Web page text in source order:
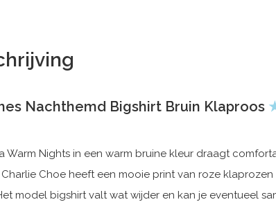
Nachthemd Bigshirt Bruin Klaproos
Warm Nights in een warm bruine kleur draagt
Choe heeft een mooie print van roze klaprozen
model bigshirt valt wat wijder en kan je eventueel